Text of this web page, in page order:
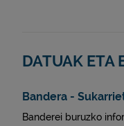
DATUAK ETA
Bandera -
Banderei buruzko